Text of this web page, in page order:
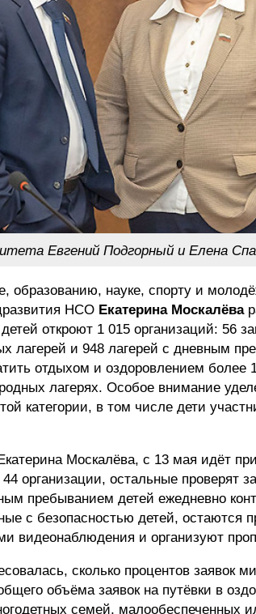
Евгений Подгорный и Елена
образованию, науке, спорту и
НСО Екатерина Москалёва
откроют 1 015 организаций: 56
лагерей и 948 лагерей с дневным
отдыхом и оздоровлением
лагерях. Особое внимание
категории, в том числе дети
Москалёва, с 13 мая идёт
организации, остальные проверят
пребыванием детей ежедневно
с безопасностью детей, остаются
видеонаблюдения и организуют
сколько процентов заявок
объёма заявок на путёвки в
семей, малообеспеченных